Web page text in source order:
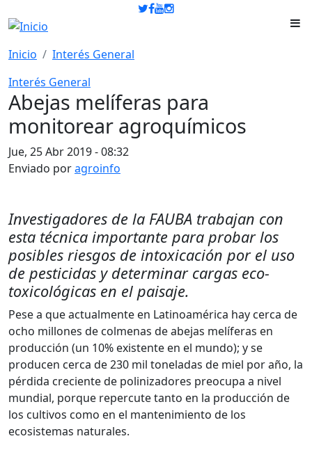
Pasar al contenido principal
Inicio
Interés General
Interés General
Abejas melíferas para
monitorear agroquímicos
Jue, 25 Abr 2019 - 08:32
Enviado poragroinfo
Investigadores de la FAUBA trabajan con
esta técnica importante para probar los
posibles riesgos de intoxicación por el uso
de pesticidas y determinar cargas eco-
toxicológicas en el paisaje.
Pese a que actualmente en Latinoamérica hay cerca de
ocho millones de colmenas de abejas melíferas en
producción (un 10% existente en el mundo); y se
producen cerca de 230 mil toneladas de miel por año, la
pérdida creciente de polinizadores preocupa a nivel
mundial, porque repercute tanto en la producción de
los cultivos como en el mantenimiento de los
ecosistemas naturales.